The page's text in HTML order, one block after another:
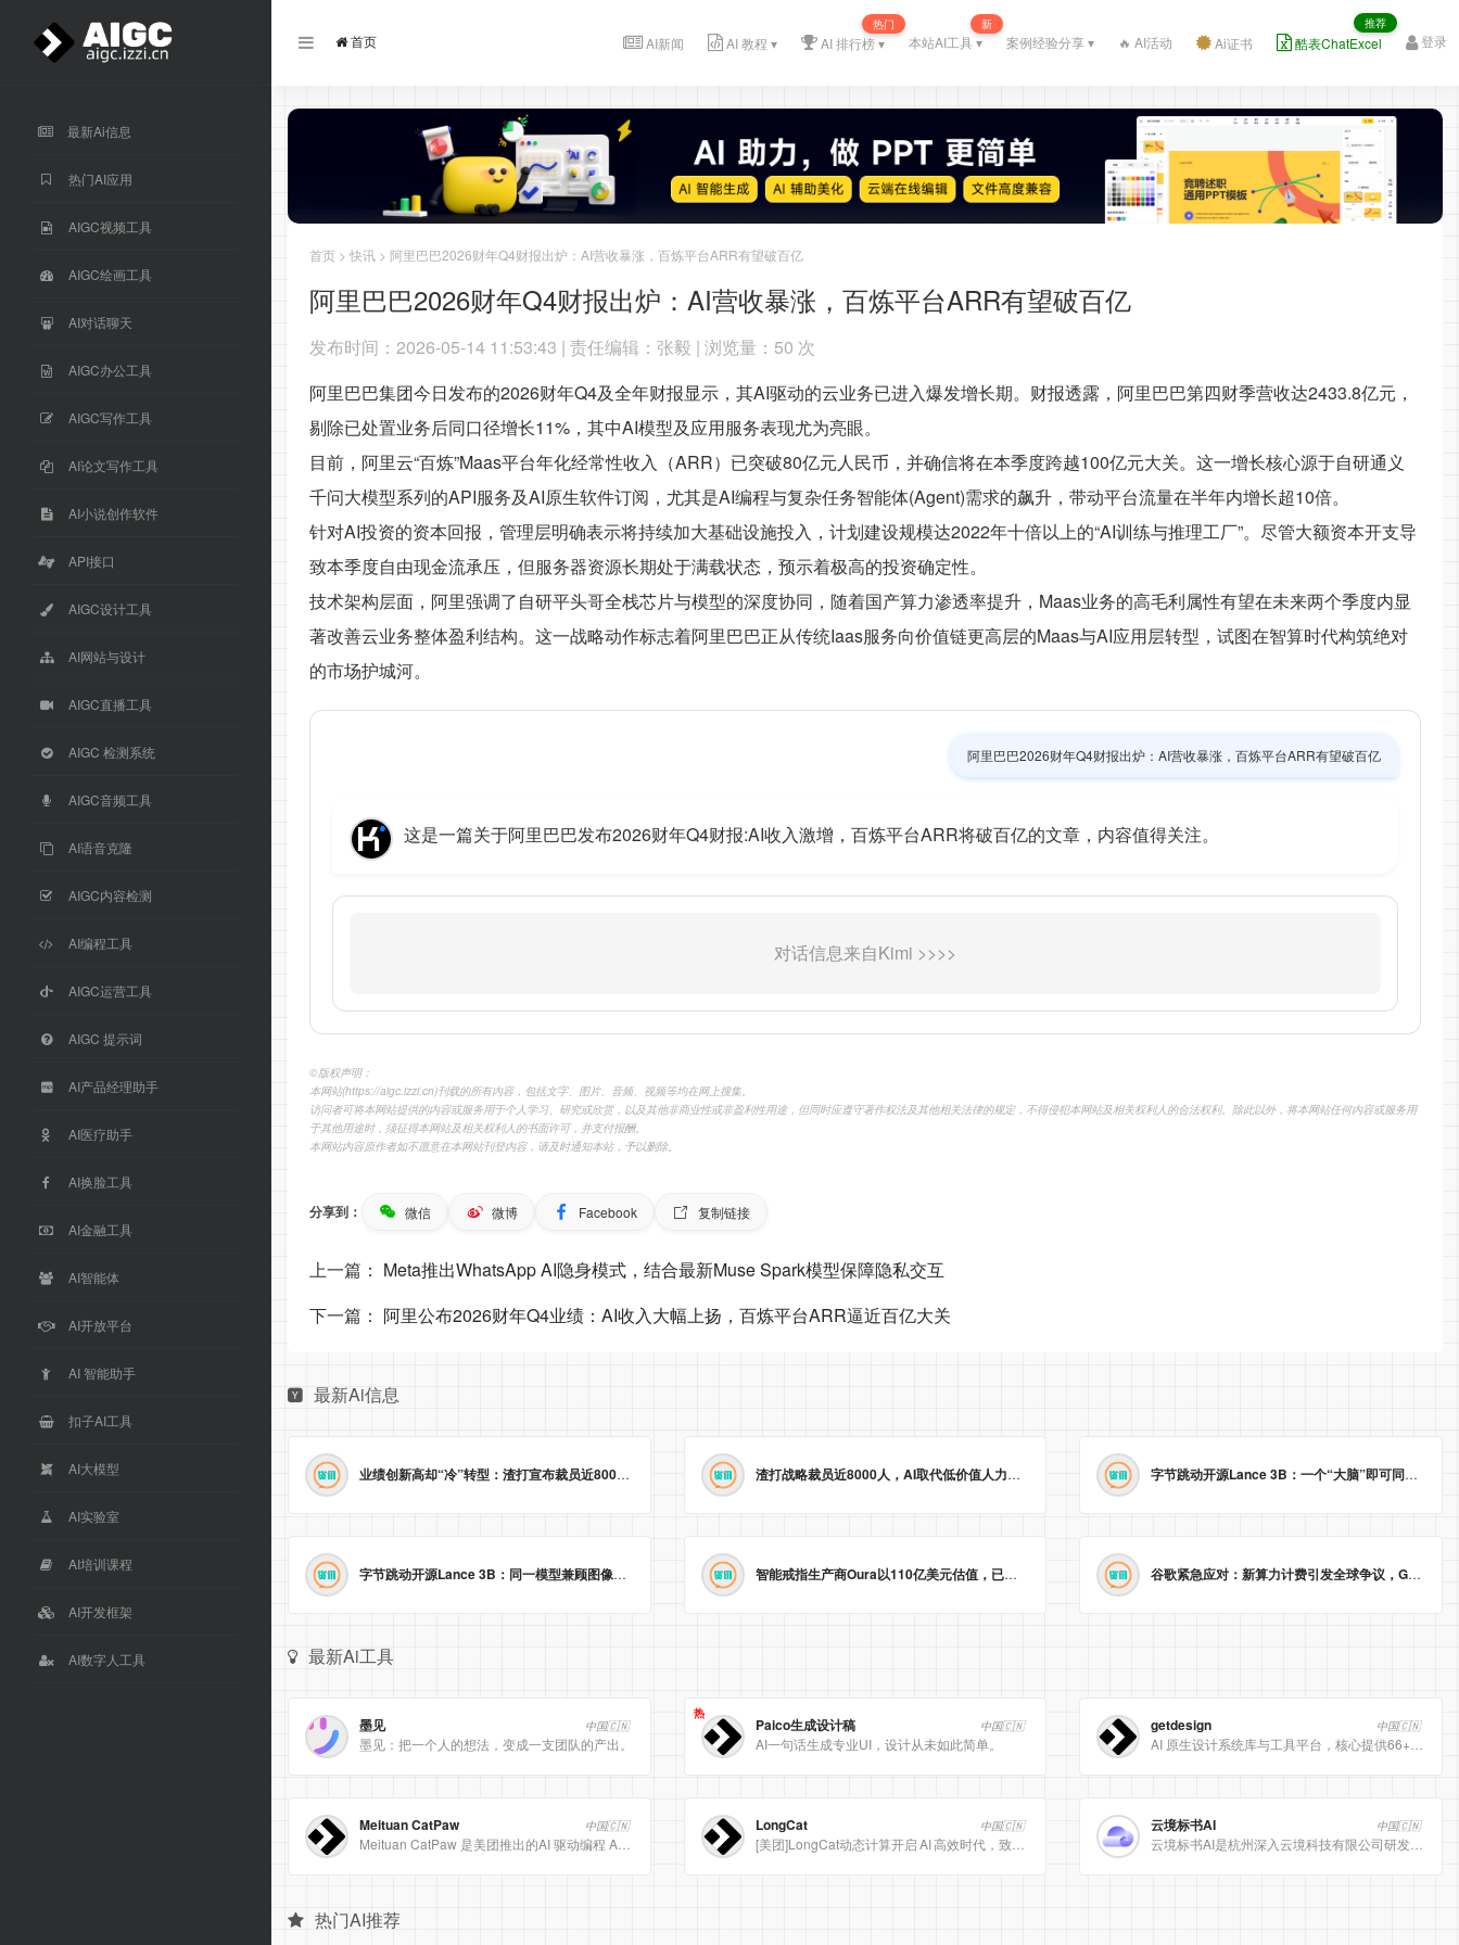
最新Ai信息
热门AI应用
AIGC视频工具
AIGC绘画工具
AI对话聊天
AIGC办公工具
AIGC写作工具
AI论文写作工具
AI小说创作软件
API接口
AIGC设计工具
AI网站与设计
AIGC直播工具
AIGC 检测系统
AIGC音频工具
AI语音克隆
AIGC内容检测
AI编程工具
AIGC运营工具
AIGC 提示词
AI产品经理助手
AI医疗助手
AI换脸工具
AI金融工具
AI智能体
AI开放平台
AI 智能助手
扣子AI工具
AI大模型
AI实验室
AI培训课程
AI开发框架
AI数字人工具
首页 AI新闻 AI 教程 ▾ AI 排行榜 ▾
热门
本站AI工具 ▾
新
案例经验分享 ▾ 🔥 AI活动 Ai证书 酷表ChatExcel
推荐
登录
首页 > 快讯 > 阿里巴巴2026财年Q4财报出炉：AI营收暴涨，百炼平台ARR有望破百亿
阿里巴巴2026财年Q4财报出炉：AI营收暴涨，百炼平台ARR有望破百亿
发布时间：2026-05-14 11:53:43 | 责任编辑：张毅 | 浏览量：50 次
阿里巴巴集团今日发布的2026财年Q4及全年财报显示，其AI驱动的云业务已进入爆发增长期。财报透露，阿里巴巴第四财季营收达2433.8亿元，
剔除已处置业务后同口径增长11%，其中AI模型及应用服务表现尤为亮眼。
目前，阿里云“百炼”Maas平台年化经常性收入（ARR）已突破80亿元人民币，并确信将在本季度跨越100亿元大关。这一增长核心源于自研通义
千问大模型系列的API服务及AI原生软件订阅，尤其是AI编程与复杂任务智能体(Agent)需求的飙升，带动平台流量在半年内增长超10倍。
针对AI投资的资本回报，管理层明确表示将持续加大基础设施投入，计划建设规模达2022年十倍以上的“AI训练与推理工厂”。尽管大额资本开支导
致本季度自由现金流承压，但服务器资源长期处于满载状态，预示着极高的投资确定性。
技术架构层面，阿里强调了自研平头哥全栈芯片与模型的深度协同，随着国产算力渗透率提升，Maas业务的高毛利属性有望在未来两个季度内显
著改善云业务整体盈利结构。这一战略动作标志着阿里巴巴正从传统Iaas服务向价值链更高层的Maas与AI应用层转型，试图在智算时代构筑绝对
的市场护城河。
阿里巴巴2026财年Q4财报出炉：AI营收暴涨，百炼平台ARR有望破百亿
这是一篇关于阿里巴巴发布2026财年Q4财报:AI收入激增，百炼平台ARR将破百亿的文章，内容值得关注。
©️版权声明：
本网站(https://aigc.izzi.cn)刊载的所有内容，包括文字、图片、音频、视频等均在网上搜集。
访问者可将本网站提供的内容或服务用于个人学习、研究或欣赏，以及其他非商业性或非盈利性用途，但同时应遵守著作权法及其他相关法律的规定，不得侵犯本网站及相关权利人的合法权利。除此以外，将本网站任何内容或服务用
于其他用途时，须征得本网站及相关权利人的书面许可，并支付报酬。
本网站内容原作者如不愿意在本网站刊登内容，请及时通知本站，予以删除。
分享到： 微信 微博 Facebook 复制链接
上一篇： Meta推出WhatsApp AI隐身模式，结合最新Muse Spark模型保障隐私交互
下一篇： 阿里公布2026财年Q4业绩：AI收入大幅上扬，百炼平台ARR逼近百亿大关
最新Ai信息
业绩创新高却“冷”转型：渣打宣布裁员近8000人，以AI取代低价值岗位 2026-05-23 09:29:25 渣打战略裁员近8000人，AI取代低价值人力，业绩新高难掩“冰冷”转型。 2026-05-23 09:22:14 字节跳动开源Lance 3B：一个“大脑”即可同时处理图像理解与生成
字节跳动开源Lance 3B：同一模型兼顾图像视频理解与生成 2026-05-23 09:09:20 智能戒指生产商Oura以110亿美元估值，已秘密递交美国IPO申请。 2026-05-23 09:04:59 谷歌紧急应对：新算力计费引发全球争议，Gemini Pro/Ultra 额度永久提升至3倍！
最新Ai工具
墨见 中国🇨🇳
墨见：把一个人的想法，变成一支团队的产出。
热
Paico生成设计稿 中国🇨🇳
AI一句话生成专业UI，设计从未如此简单。
getdesign 中国🇨🇳
Meituan CatPaw 中国🇨🇳 LongCat 中国🇨🇳
[美团]LongCat动态计算开启 AI 高效时代，致力于为用户提供高效、精准、多模态的人工智能服务。
云境标书AI 中国🇨🇳
热门AI推荐